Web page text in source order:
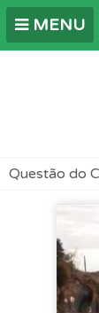
MENU
Questão do